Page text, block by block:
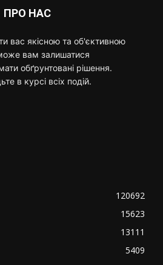
ПРО НАС
вас якісною та об'єктивною
вам залишатися
обґрунтовані рішення.
в курсі всіх подій.
120692
15623
13111
5409